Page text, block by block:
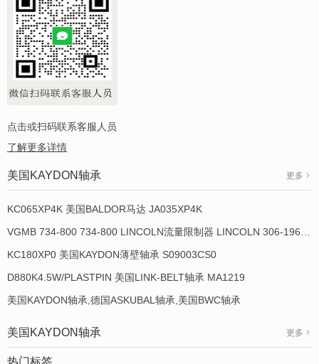
点击或扫码联系客服人员
了解更多详情
美国KAYDON轴承 更多
KC065XP4K 美国BALDOR马达 JA035XP4K
KC180XP0 美国KAYDON薄壁轴承 S09003CS0
D880K4.5W/PLASTPIN 美国LINK-BELT轴承 MA1219
美国KAYDON轴承,德国ASKUBAL轴承,美国BWC轴承
美国KAYDON轴承 更多
热门标签